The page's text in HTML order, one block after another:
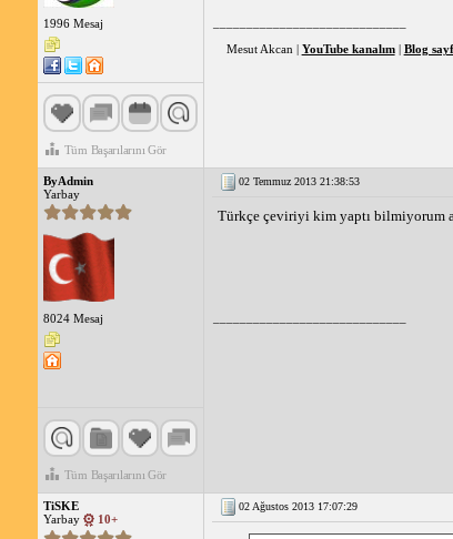
Foxit Reader'ın arayüzünü ve PDF belgelerini
1996 Mesaj
Tüm Başarılarını Gör
Mesut Akcan | YouTube kanalım| Blog
ByAdmin
Yarbay
8024 Mesaj
Tüm Başarılarını Gör
02 Temmuz 2013 21:38:53
Türkçe çeviriyi kim yaptı bilmiyorum
TiSKE
Yarbay
10+
02 Ağustos 2013 17:07:29